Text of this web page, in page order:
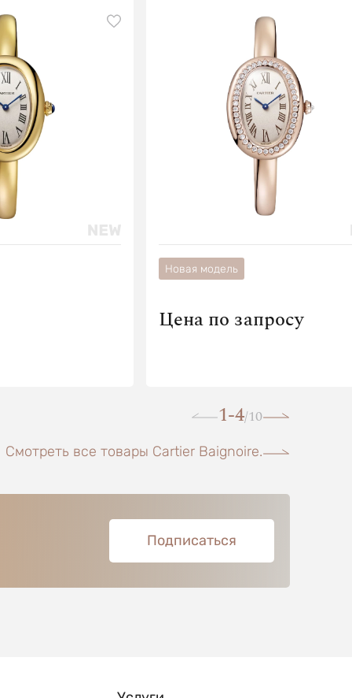
Новая модель
Цена по запросу
1-4/10
Смотреть все товары Cartier Baignoire.
Подписаться